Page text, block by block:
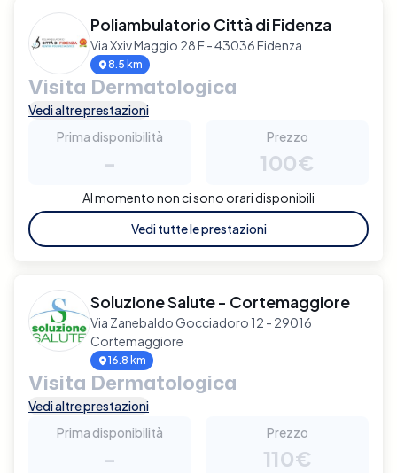
Poliambulatorio Città di Fidenza
Via Xxiv Maggio 28 F - 43036 Fidenza
8.5 km
Visita Dermatologica
Vedi altre prestazioni
Prima disponibilità
-
Prezzo
100€
Al momento non ci sono orari disponibili
Vedi tutte le prestazioni
Soluzione Salute - Cortemaggiore
Via Zanebaldo Gocciadoro 12 - 29016
Cortemaggiore
16.8 km
Visita Dermatologica
Vedi altre prestazioni
Prima disponibilità
-
Prezzo
110€